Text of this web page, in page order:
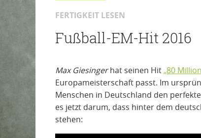
FERTIGKEIT LESEN
Fußball-EM-Hit 2016
Max Giesingerhat seinen Hit„80
Europameisterschaft passt. Im
Menschen in Deutschland den
es jetzt darum, dass hinter dem
stehen: